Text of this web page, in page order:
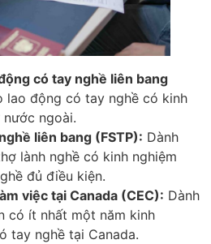
có tay nghề liên bang
lao động có tay nghề có kinh
ngoài.
liên bang (FSTP): Dành
lành nghề có kinh nghiệm
đủ điều kiện.
việc tại Canada (CEC): Dành
có ít nhất một năm kinh
tay nghề tại Canada.